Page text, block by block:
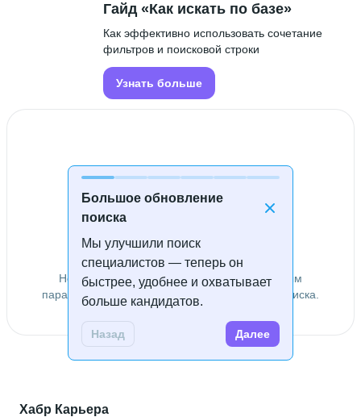
Большое обновление
поиска
Мы улучшили поиск
специалистов — теперь он
быстрее, удобнее и охватывает
больше кандидатов.
Назад Далее
Гайд «Как искать по базе»
Как эффективно использовать сочетание
фильтров и поисковой строки
Узнать больше
Специалисты не найдены
Не удалось найти специалистов по заданным
параметрам. Попробуйте изменить условия поиска.
Хабр Карьера